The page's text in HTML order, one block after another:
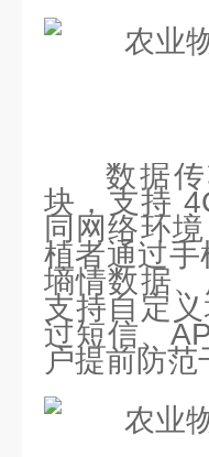
数据
块，支持
同网络环
植者通过
墒情数据
支持自定
过短信、
户提前防